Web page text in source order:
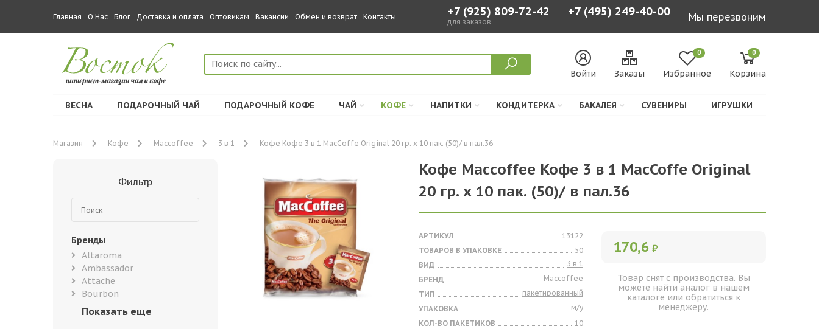
Главная О Нас Блог Доставка и оплата Оптовикам Вакансии Обмен и возврат Контакты +7 (925) 809-72-42
для заказов
+7 (495) 249-40-00 Мы перезвоним
Войти Заказы
0
Избранное
0
Корзина
ВЕСНА ПОДАРОЧНЫЙ ЧАЙ ПОДАРОЧНЫЙ КОФЕ ЧАЙ КОФЕ НАПИТКИ КОНДИТЕРКА БАКАЛЕЯ СУВЕНИРЫ ИГРУШКИ
Магазин Кофе Maccoffee 3 в 1 Кофе Кофе 3 в 1 MacCoffe Original 20 гр. х 10 пак. (50)/ в пал.36
Фильтр
Бренды
Altaroma
Ambassador
Attache
Bourbon
Кофе Maccoffee Кофе 3 в 1 MacCoffe Original
20 гр. х 10 пак. (50)/ в пал.36
АРТИКУЛ
13122
ТОВАРОВ В УПАКОВКЕ
50
ВИД
3 в 1
БРЕНД
Maccoffee
ТИП
пакетированный
УПАКОВКА
м/у
КОЛ-ВО ПАКЕТИКОВ
10
170,6 ₽
Товар снят с производства. Вы
можете найти аналог в нашем
каталоге или обратиться к
менеджеру.